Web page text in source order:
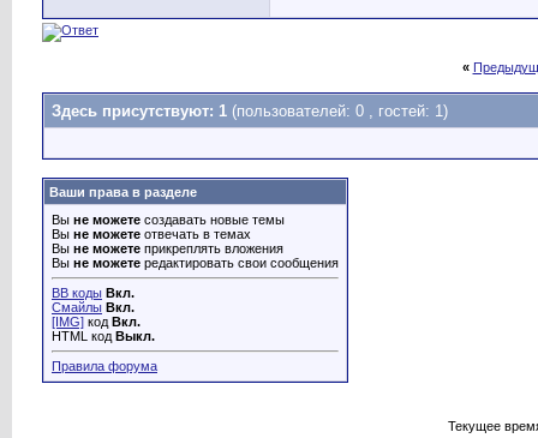
«
Здесь присутствуют: 1 (пользователей: 0 , гостей: 1)
Ваши права в разделе
Вы не можете создавать новые темы
Вы не можете отвечать в темах
Вы не можете прикреплять вложения
Вы не можете редактировать свои сообщения
BB коды Вкл.
Смайлы Вкл.
[IMG] код Вкл.
HTML код Выкл.
Правила форума
Текущее